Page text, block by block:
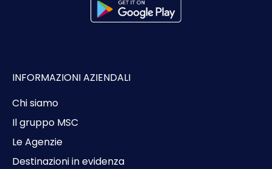
INFORMAZIONI AZIENDALI
Chi siamo
Il gruppo MSC
Le Agenzie
Destinazioni in evidenza